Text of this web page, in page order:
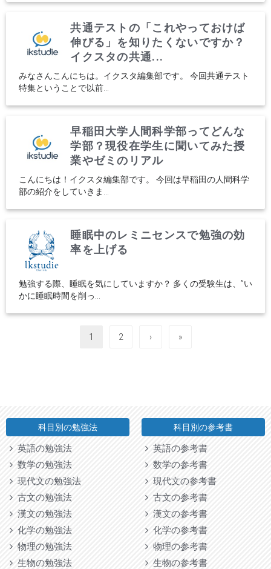
共通テストの「これやっておけば
伸びる」を知りたくないですか？
イクスタの共通...
みなさんこんにちは。イクスタ編集部です。 今回共通テスト
特集ということで以前...
早稲田大学人間科学部ってどんな
学部？現役在学生に聞いてみた授
業やゼミのリアル
こんにちは！イクスタ編集部です。 今回は早稲田の人間科学
部の紹介をしていきま...
睡眠中のレミニセンスで勉強の効
率を上げる
勉強する際、睡眠を気にしていますか？ 多くの受験生は、”い
かに睡眠時間を削っ...
1 2 › »
科目別の勉強法
英語の勉強法
数学の勉強法
現代文の勉強法
古文の勉強法
漢文の勉強法
化学の勉強法
物理の勉強法
生物の勉強法
科目別の参考書
英語の参考書
数学の参考書
現代文の参考書
古文の参考書
漢文の参考書
化学の参考書
物理の参考書
生物の参考書